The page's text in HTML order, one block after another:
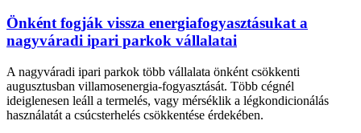
Önként fogják vissza energiafogyasztásukat a
nagyváradi ipari parkok vállalatai
A nagyváradi ipari parkok több vállalata önként csökkenti
augusztusban villamosenergia-fogyasztását. Több cégnél
ideiglenesen leáll a termelés, vagy mérséklik a légkondicionálás
használatát a csúcsterhelés csökkentése érdekében.